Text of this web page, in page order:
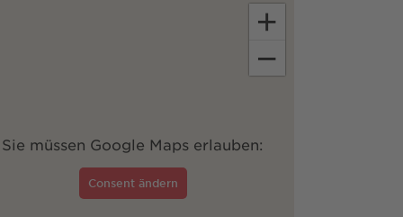
Sie müssen Google Maps erlauben:
Consent ändern
+
−